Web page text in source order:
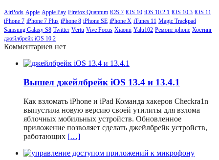
AirPods Apple Apple Pay Firefox Quantum iOS 7 iOS 10 iOS 10.2.1 iOS 10.3 iOS 11
iPhone 7 iPhone 7 Plus iPhone 8 iPhone SE iPhone X iTunes 11 Magic Trackpad
Samsung Galaxy S8 Twitter Vertu Vive Focus Xiaomi Yalu102 Ремонт iphone Хостинг
джейлбрейк iOS 10.2
Комментариев нет
Вышел джейлбрейк iOS 13.4 и 13.4.1
Как взломать iPhone и iPad Команда хакеров Checkra1n
выпустила новую версию своей утилиты для взлома
яблочных мобильных устройств. Обновленное
приложение позволяет сделать джейлбрейк устройств,
работающих […]